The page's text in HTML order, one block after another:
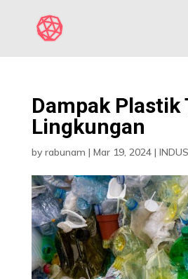
Dampak Plastik
Lingkungan
by rabunam | Mar 19, 2024|